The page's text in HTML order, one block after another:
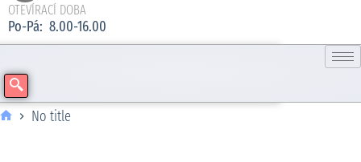
OTEVÍRACÍ DOBA
Po-Pá: 8.00-16.00
No title